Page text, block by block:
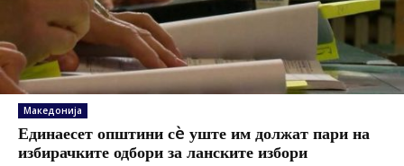
Македонија
Единаесет општини сè уште им должат пари на
избирачките одбори за ланските избори